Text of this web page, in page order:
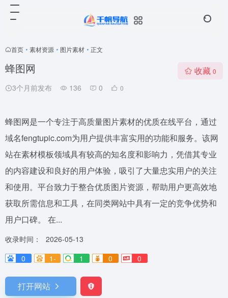
首页 • 素材资源 • 图片素材 • 正文
蜂图网
3个月前发布 136 0 0
收藏 0
蜂图网是一个专注于高质量图片素材的优质在线平台，通过
域名fengtupic.com为用户提供丰富实用的功能和服务。该网
站在素材模板领域具有较高的知名度和影响力，凭借其专业
的内容建设和良好的用户体验，吸引了大量忠实用户的关注
和使用。平台致力于整合优质图片资源，帮助用户更高效地
获取所需信息和工具，在同类网站中具有一定的竞争优势和
用户口碑。 在...
收录时间：
2026-05-13
0
1- 1 0 0
打开网站